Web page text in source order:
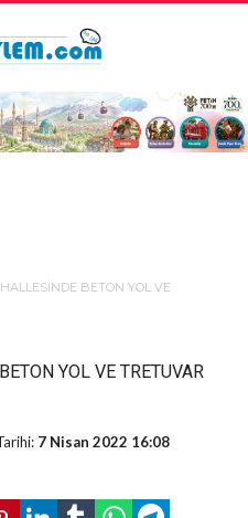
BETON YOL VE
YOL VE TRETUVAR
7 Nisan 2022 16:08